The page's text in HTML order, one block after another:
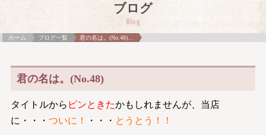
ブログ
Blog
ホーム ブログ一覧 君の名は。(No.48)...
君の名は。(No.48)
タイトルから ピンときたかもしれませんが、当店
に・・・ ついに！ ・・・ とうとう！！